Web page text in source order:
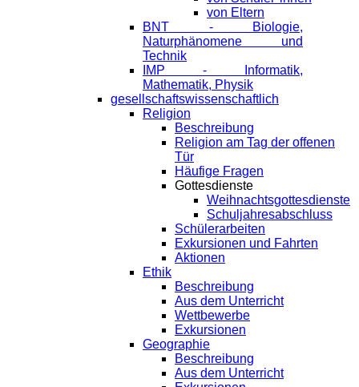
von Eltern
BNT - Biologie,
Naturphänomene und
Technik
IMP - Informatik,
Mathematik, Physik
gesellschaftswissenschaftlich
Religion
Beschreibung
Religion am Tag der offenen
Tür
Häufige Fragen
Gottesdienste
Weihnachtsgottesdienste
Schuljahresabschluss
Schülerarbeiten
Exkursionen und Fahrten
Aktionen
Ethik
Beschreibung
Aus dem Unterricht
Wettbewerbe
Exkursionen
Geographie
Beschreibung
Aus dem Unterricht